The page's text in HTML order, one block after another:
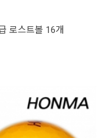
로스트볼 16개